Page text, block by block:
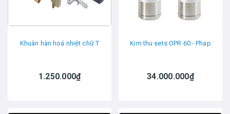
Khuân hàn hoá nhiệt chữ T
1.250.000₫
Kim thu sets OPR 60 - Phap
34.000.000₫